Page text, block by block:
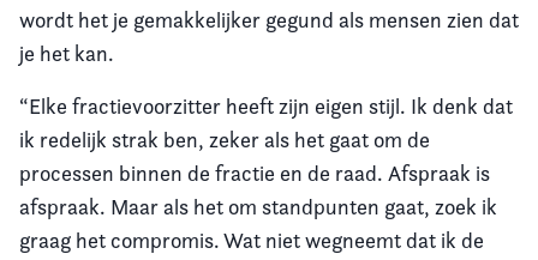
wordt het je gemakkelijker gegund als mensen zien dat
je het kan.
“Elke fractievoorzitter heeft zijn eigen stijl. Ik denk dat
ik redelijk strak ben, zeker als het gaat om de
processen binnen de fractie en de raad. Afspraak is
afspraak. Maar als het om standpunten gaat, zoek ik
graag het compromis. Wat niet wegneemt dat ik de